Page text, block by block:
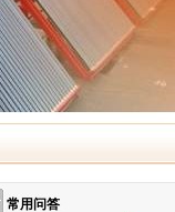
常用问答